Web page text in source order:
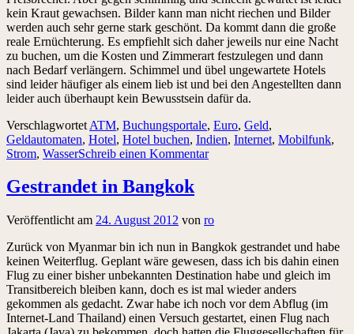
kein Kraut gewachsen. Bilder kann man nicht riechen und Bilder
werden auch sehr gerne stark geschönt. Da kommt dann die große
reale Ernüchterung. Es empfiehlt sich daher jeweils nur eine Nacht
zu buchen, um die Kosten und Zimmerart festzulegen und dann
nach Bedarf verlängern. Schimmel und übel ungewartete Hotels
sind leider häufiger als einem lieb ist und bei den Angestellten dann
leider auch überhaupt kein Bewusstsein dafür da.
Verschlagwortet ATM, Buchungsportale, Euro, Geld,
Geldautomaten, Hotel, Hotel buchen, Indien, Internet, Mobilfunk,
Strom, WasserSchreib einen Kommentar
Gestrandet in Bangkok
Veröffentlicht am 24. August 2012 von ro
Zurück von Myanmar bin ich nun in Bangkok gestrandet und habe
keinen Weiterflug. Geplant wäre gewesen, dass ich bis dahin einen
Flug zu einer bisher unbekannten Destination habe und gleich im
Transitbereich bleiben kann, doch es ist mal wieder anders
gekommen als gedacht. Zwar habe ich noch vor dem Abflug (im
Internet-Land Thailand) einen Versuch gestartet, einen Flug nach